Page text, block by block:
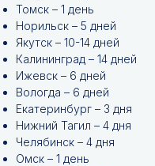
Томск – 1 день
Норильск – 5 дней
Якутск – 10-14 дней
Калининград – 14 дней
Ижевск – 6 дней
Вологда – 6 дней
Екатеринбург – 3 дня
Нижний Тагил – 4 дня
Челябинск – 4 дня
Омск – 1 день